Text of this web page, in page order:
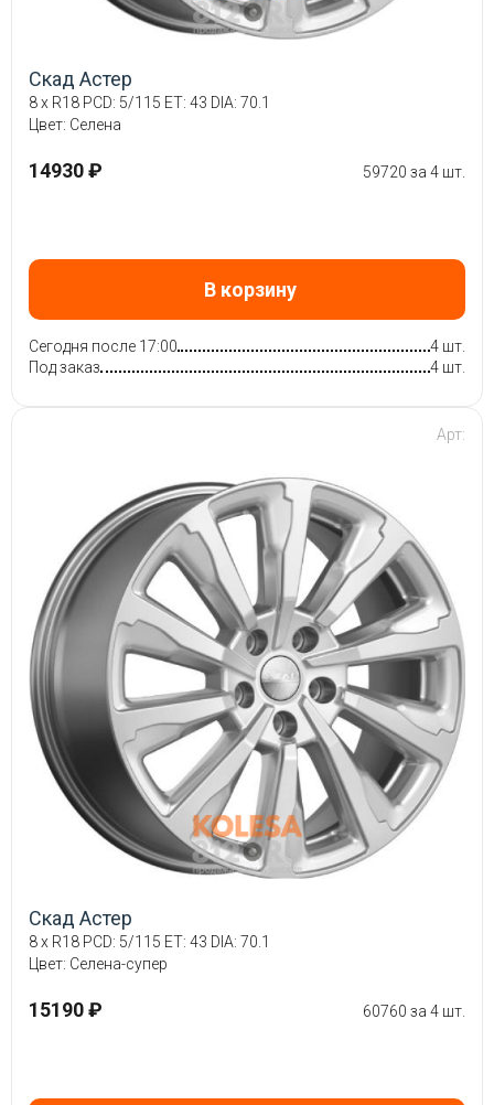
Скад Астер
8 x R18 PCD: 5/115 ET: 43 DIA: 70.1
Цвет: Селена
14930 ₽ 59720 за 4 шт.
В корзину
Сегодня после 17:00
4 шт.
Под заказ
4 шт.
Арт:
Скад Астер
8 x R18 PCD: 5/115 ET: 43 DIA: 70.1
Цвет: Селена-супер
15190 ₽ 60760 за 4 шт.